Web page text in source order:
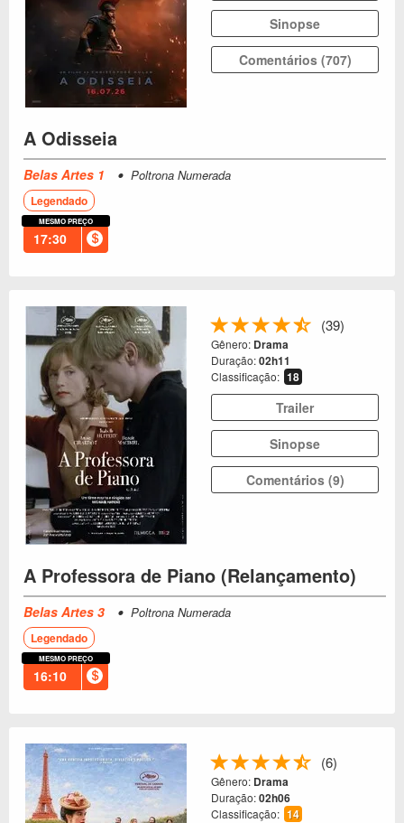
Sinopse
Comentários (707)
A Odisseia
Belas Artes 1 Poltrona Numerada
Legendado
17:30
MESMO PREÇO
(39)
Gênero: Drama
Duração:02h11
Classificação: 18
Trailer
Sinopse
Comentários (9)
A Professora de Piano (Relançamento)
Belas Artes 3 Poltrona Numerada
Legendado
16:10
MESMO PREÇO
(6)
Gênero: Drama
Duração:02h06
Classificação: 14